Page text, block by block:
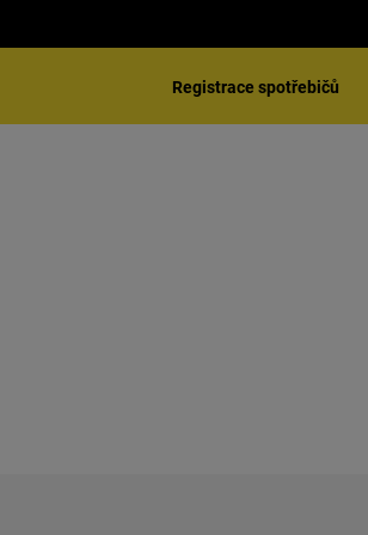
Registrace spotřebičů